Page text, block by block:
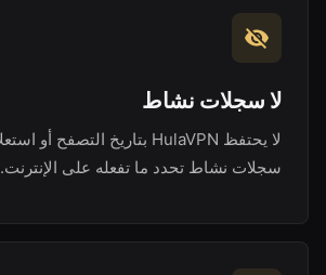
لا سجلات نشاط
سجلات نشاط تحدد ما تفعله على الإنترنت.